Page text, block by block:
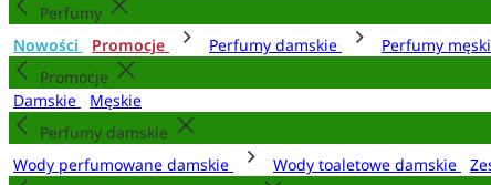
Perfumy
Nowości
Promocje Perfumy damskie Perfumy
Promocje
Damskie
Męskie
Perfumy damskie
Wody perfumowane damskie
Wody toaletowe damskie